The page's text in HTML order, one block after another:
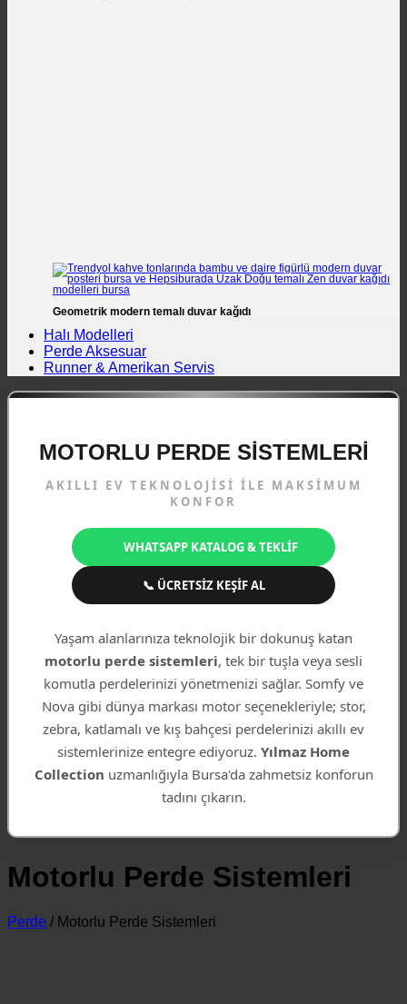
Geometrik modern temalı duvar kağıdı
Halı Modelleri
Perde Aksesuar
Runner & Amerikan Servis
MOTORLU PERDE SISTEMLERI
AKILLI EV TEKNOLOJISI ILE MAKSIMUM
KONFOR
WHATSAPP KATALOG & TEKLIF
📞 ÜCRETSIZ KEŞIF AL
Yaşam alanlarınıza teknolojik bir dokunuş katan
motorlu perde sistemleri, tek bir tuşla veya sesli
komutla perdelerinizi yönetmenizi sağlar. Somfy ve
Nova gibi dünya markası motor seçenekleriyle; stor,
zebra, katlamalı ve kış bahçesi perdelerinizi akıllı ev
sistemlerinize entegre ediyoruz. Yılmaz Home
Collection uzmanlığıyla Bursa'da zahmetsiz konforun
tadını çıkarın.
Motorlu Perde Sistemleri
Perde / Motorlu Perde Sistemleri